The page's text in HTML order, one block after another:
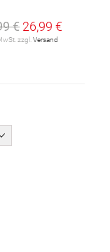
€ 26,99 €
zzgl. Versand